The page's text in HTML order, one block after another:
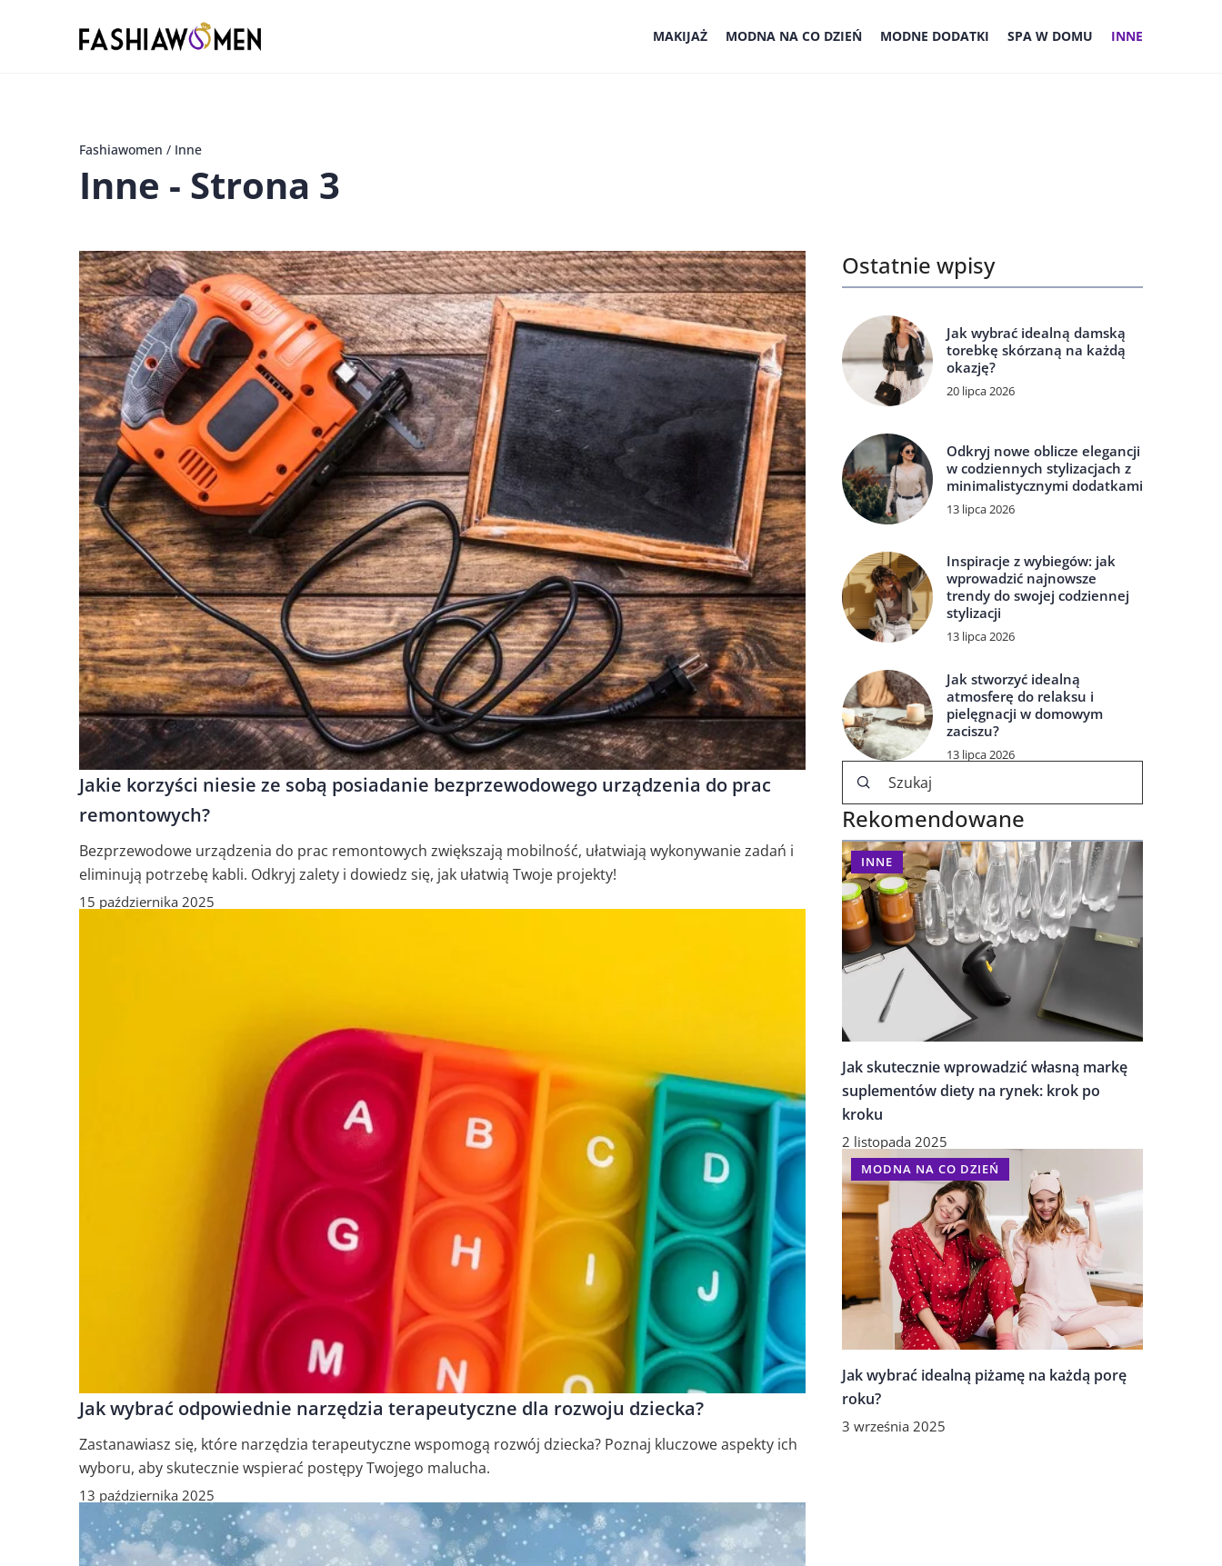
MAKIJAŻ MODNA NA CO DZIEŃ MODNE DODATKI SPA W DOMU INNE
Fashiawomen / Inne
Inne - Strona 3
Jakie korzyści niesie ze sobą posiadanie bezprzewodowego urządzenia do prac
remontowych?
Bezprzewodowe urządzenia do prac remontowych zwiększają mobilność, ułatwiają wykonywanie zadań i
eliminują potrzebę kabli. Odkryj zalety i dowiedz się, jak ułatwią Twoje projekty!
15 października 2025
Jak wybrać odpowiednie narzędzia terapeutyczne dla rozwoju dziecka?
Zastanawiasz się, które narzędzia terapeutyczne wspomogą rozwój dziecka? Poznaj kluczowe aspekty ich
wyboru, aby skutecznie wspierać postępy Twojego malucha.
13 października 2025
Ostatnie wpisy
Jak wybrać idealną damską
torebkę skórzaną na każdą
okazję?
20 lipca 2026
Odkryj nowe oblicze elegancji
w codziennych stylizacjach z
minimalistycznymi dodatkami
13 lipca 2026
Inspiracje z wybiegów: jak
wprowadzić najnowsze
trendy do swojej codziennej
stylizacji
13 lipca 2026
Jak stworzyć idealną
atmosferę do relaksu i
pielęgnacji w domowym
zaciszu?
13 lipca 2026
Rekomendowane
INNE
Jak skutecznie wprowadzić własną markę
suplementów diety na rynek: krok po
kroku
2 listopada 2025
MODNA NA CO DZIEŃ
Jak wybrać idealną piżamę na każdą porę
roku?
3 września 2025